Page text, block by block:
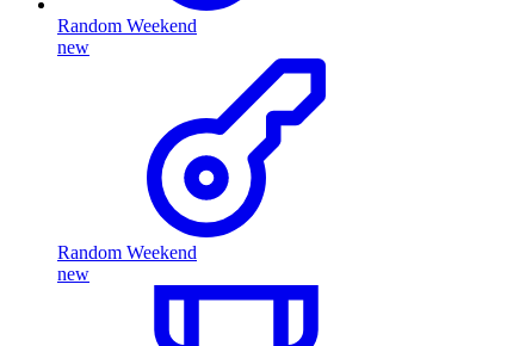
Random Weekend
new
Random Weekend
new